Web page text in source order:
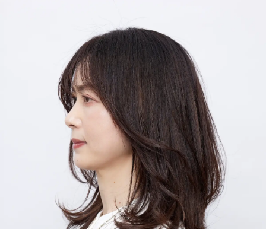
特典が満載！
新規会員登録はこちら